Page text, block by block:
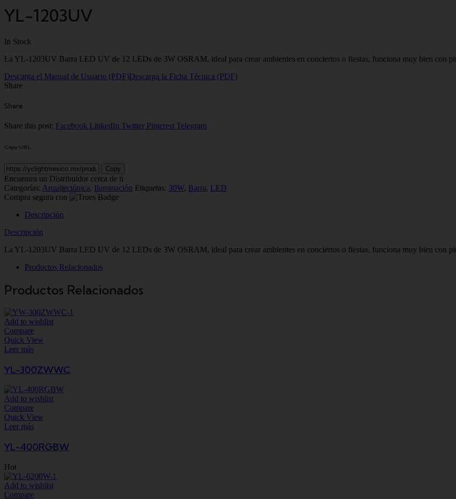
YL-1203UV
In Stock
La YL-1203UV Barra LED UV de 12 LEDs de 3W OSRAM, ideal para crear ambientes en conciertos o fiestas, funciona muy bien con
Descarga el Manual de Usuario (PDF)Descarga la Ficha Técnica (PDF)
Share
Share
Share this post: Facebook LinkedIn Twitter Pinterest Telegram
Copy URL
Copy
Encuentra un Distribuidor cerca de ti
Categorías: Arquitectónica, Iluminación Etiquetas: 30W, Barra, LED
Compra segura con
Descripción
Descripción
La YL-1203UV Barra LED UV de 12 LEDs de 3W OSRAM, ideal para crear ambientes en conciertos o fiestas, funciona muy bien con
Productos Relacionados
Productos Relacionados
Add to wishlist
Compare
Quick View
Leer más
YL-300ZWWC
Add to wishlist
Compare
Quick View
Leer más
YL-400RGBW
Hot
Add to wishlist
Compare